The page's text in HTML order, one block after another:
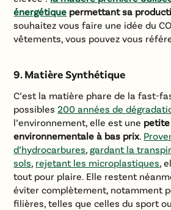
énergétique permettant sa
souhaitez vous faire une idée du
vêtements, vous pouvez vous
9. Matière Synthétique
C’est la matière phare de la fast-
possibles200 années de
l’environnement, elle est une
environnementale à bas prix.
d’hydrocarbures,gardant la
sols, rejetant les microplastiques,
tout pour plaire. Elle restent
éviter complètement, notamment
filières, telles que celles du sport